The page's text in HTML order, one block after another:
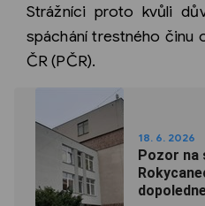
Strážníci proto kvůli
spáchání trestného činu
ČR (PČR).
18. 6. 2026
Pozor na